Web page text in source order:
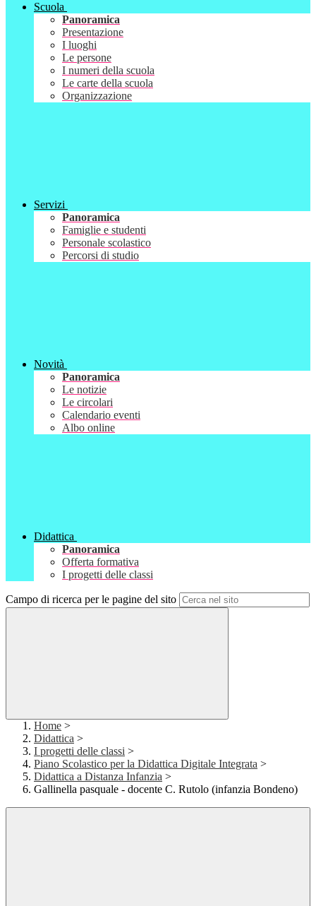
Scuola
Panoramica
Presentazione
I luoghi
Le persone
I numeri della scuola
Le carte della scuola
Organizzazione
Servizi
Panoramica
Famiglie e studenti
Personale scolastico
Percorsi di studio
Novità
Panoramica
Le notizie
Le circolari
Calendario eventi
Albo online
Didattica
Panoramica
Offerta formativa
I progetti delle classi
Campo di ricerca per le pagine del sito
Home >
Didattica >
I progetti delle classi >
Piano Scolastico per la Didattica Digitale Integrata >
Didattica a Distanza Infanzia >
Gallinella pasquale - docente C. Rutolo (infanzia Bondeno)